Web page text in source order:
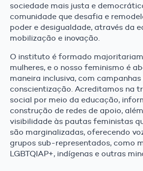
sociedade mais justa e
comunidade que desafia e
poder e desigualdade, através da
mobilização e inovação.
O instituto é formado
mulheres, e o nosso feminismo é
maneira inclusiva, com
conscientização. Acreditamos na
social por meio da educação,
construção de redes de apoio,
visibilidade às pautas feministas
são marginalizadas, oferecendo
grupos sub-representados, como
LGBTQIAP+, indígenas e outras